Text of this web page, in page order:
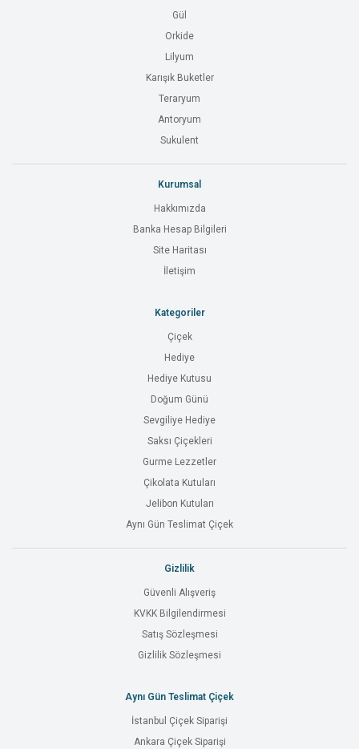
Gül
Orkide
Lilyum
Karışık Buketler
Teraryum
Antoryum
Sukulent
Kurumsal
Hakkımızda
Banka Hesap Bilgileri
Site Haritası
İletişim
Kategoriler
Çiçek
Hediye
Hediye Kutusu
Doğum Günü
Sevgiliye Hediye
Saksı Çiçekleri
Gurme Lezzetler
Çikolata Kutuları
Jelibon Kutuları
Aynı Gün Teslimat Çiçek
Gizlilik
Güvenli Alışveriş
KVKK Bilgilendirmesi
Satış Sözleşmesi
Gizlilik Sözleşmesi
Aynı Gün Teslimat Çiçek
İstanbul Çiçek Siparişi
Ankara Çiçek Siparişi